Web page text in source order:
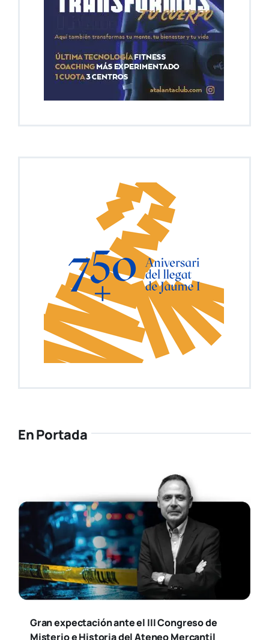
En Portada
Gran expectación ante el III Congreso de
Misterio e Historia del Ateneo Mercantil